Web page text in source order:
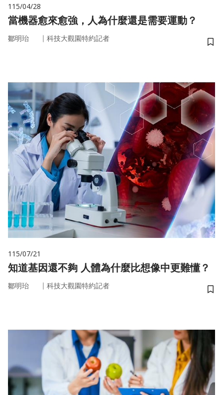
115/04/28
當機器愈來愈強，人為什麼還是需要運動？
鄒明珆 ｜ 科技大觀園特約記者
儲
115/07/21
知道基因還不夠 人體為什麼比想像中更難懂？
鄒明珆 ｜ 科技大觀園特約記者
儲